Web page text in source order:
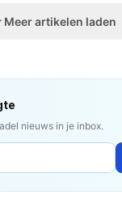
Meer artikelen laden
nieuws in je inbox.